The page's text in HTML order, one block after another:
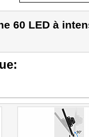
60 LED à